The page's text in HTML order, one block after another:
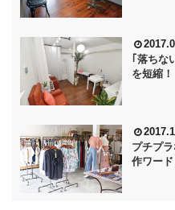
｢落ちな
を短縮！
プチプ
作ワー